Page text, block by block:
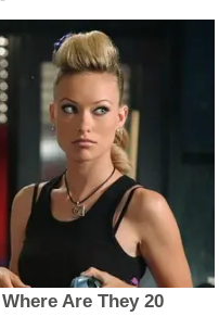
Are They 20